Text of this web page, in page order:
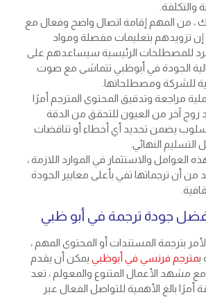
والتكلفة.
، من المهم إقامة اتصال واضح وفعال مع
إن تزويدهم بتعليمات مفصلة ومواد
للمصطلحات الرئيسية سيساعدهم على
الجودة في أبوظبي تتماشى مع صوت
للشركة ومصطلحاتها.
مراجعة وتدقيق المحتوى المترجم أمرًا
زوج آخر من العيون للتحقق من الدقة
يضمن تحديد أي أخطاء أو تناقضات
النهائي.
العوامل والاستثمار في الموارد اللازمة ،
من أن ترجماتها تفي بأعلى معايير الجودة
جودة ترجمة في أبو ظبي
بترجمة المستندات أو المحتوى المهم ،
بمترجم فرنسي في أبوظبي يمكن أن يقدم
مشهد الأعمال المتنوع والمعولم ، تعد
أمرًا بالغ الأهمية للتواصل الفعال عبر